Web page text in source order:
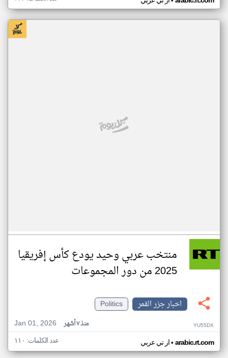
منتخب عربي وحيد يودع كأس إفريقيا
2025 من دور المجموعات
اخبار جزر القمر
Politics
Jan 01, 2026
منذ ٧ أشهر YU55DX
ار تي عربي• arabic.rt.com عدد الكلمات: ١١٠